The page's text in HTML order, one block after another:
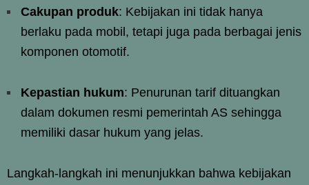
Cakupan produk: Kebijakan ini tidak hanya
berlaku pada mobil, tetapi juga pada berbagai jenis
komponen otomotif.
Kepastian hukum: Penurunan tarif dituangkan
dalam dokumen resmi pemerintah AS sehingga
memiliki dasar hukum yang jelas.
Langkah-langkah ini menunjukkan bahwa kebijakan